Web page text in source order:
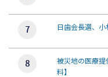
日歯会長選、
被災地の医療
料】